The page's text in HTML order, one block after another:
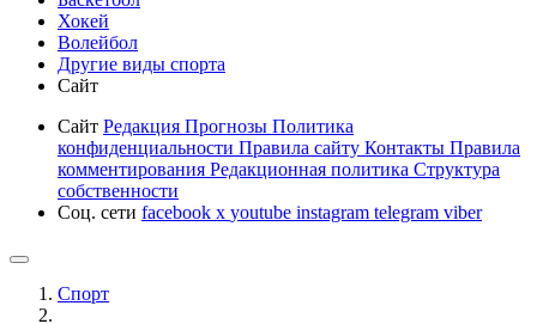
Хокей
Волейбол
Другие виды спорта
Сайт
Сайт Редакция Прогнозы Политика
конфиденциальности Правила сайту Контакты Правила
комментирования Редакционная политика Структура
собственности
Соц. сети facebook x youtube instagram telegram viber
Спорт